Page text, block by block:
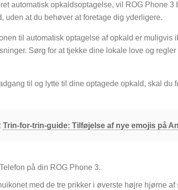
automatisk opkaldsoptagelse, vil ROG Phone
uden at du behøver at foretage dig yderligere.
til automatisk optagelse af opkald er
Sørg for at tjekke dine lokale love og
til og lytte til dine optagede opkald, skal du
Trin-for-trin-guide: Tilføjelse af nye emojis på
på din ROG Phone 3.
med de tre prikker i øverste højre hjørne